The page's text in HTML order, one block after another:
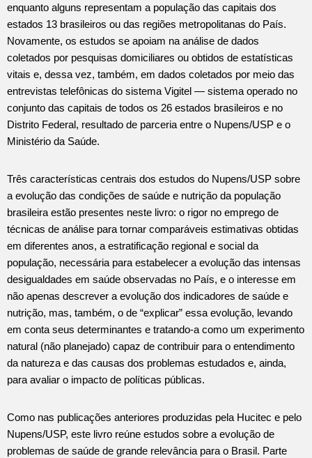
enquanto alguns representam a população das capitais dos
estados 13 brasileiros ou das regiões metropolitanas do País.
Novamente, os estudos se apoiam na análise de dados
coletados por pesquisas domiciliares ou obtidos de estatísticas
vitais e, dessa vez, também, em dados coletados por meio das
entrevistas telefônicas do sistema Vigitel — sistema operado no
conjunto das capitais de todos os 26 estados brasileiros e no
Distrito Federal, resultado de parceria entre o Nupens/USP e o
Ministério da Saúde.
Três características centrais dos estudos do Nupens/USP sobre
a evolução das condições de saúde e nutrição da população
brasileira estão presentes neste livro: o rigor no emprego de
técnicas de análise para tornar comparáveis estimativas obtidas
em diferentes anos, a estratificação regional e social da
população, necessária para estabelecer a evolução das intensas
desigualdades em saúde observadas no País, e o interesse em
não apenas descrever a evolução dos indicadores de saúde e
nutrição, mas, também, o de “explicar” essa evolução, levando
em conta seus determinantes e tratando-a como um experimento
natural (não planejado) capaz de contribuir para o entendimento
da natureza e das causas dos problemas estudados e, ainda,
para avaliar o impacto de políticas públicas.
Como nas publicações anteriores produzidas pela Hucitec e pelo
Nupens/USP, este livro reúne estudos sobre a evolução de
problemas de saúde de grande relevância para o Brasil. Parte